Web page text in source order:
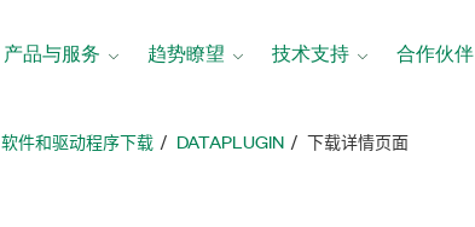
产品与服务 趋势瞭望 技术支持 合作伙伴
软件和驱动程序下载 DATAPLUGIN 下载详情页面